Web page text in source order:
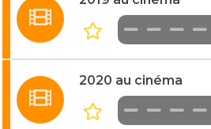
2020 au cinéma